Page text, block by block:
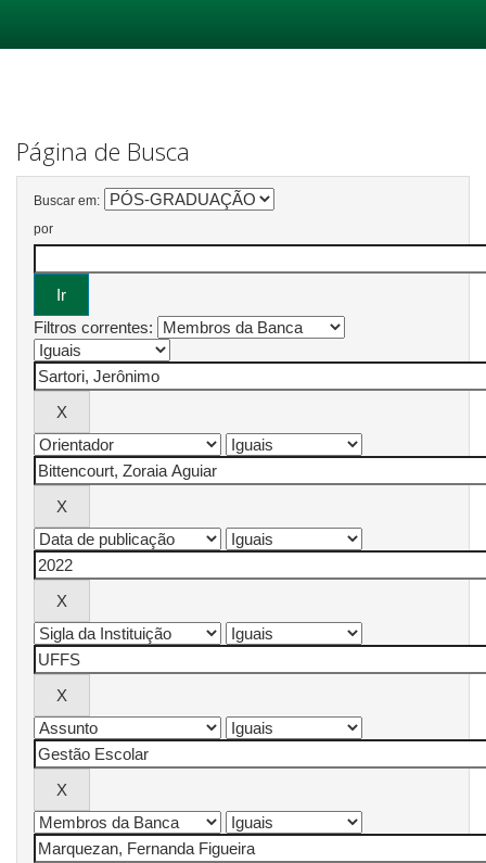
Página de Busca
Buscar em:
por
Filtros correntes: